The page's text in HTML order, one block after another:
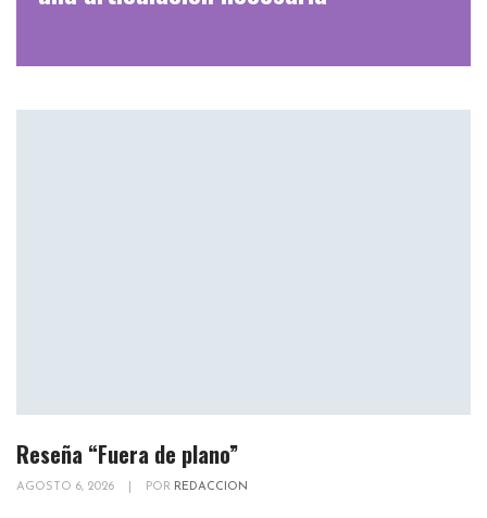
Reseña “Fuera de plano”
AGOSTO 6, 2026 POR REDACCION